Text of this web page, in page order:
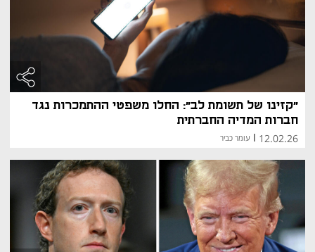
"קזינו של תשומת לב": החלו משפטי ההתמכרות נגד
חברות המדיה החברתית
12.02.26 עומר כביר